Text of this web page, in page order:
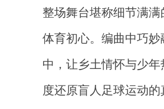
整场舞台堪称细节满
体育初心。编曲中巧
中，让乡土情怀与少
度还原盲人足球运动